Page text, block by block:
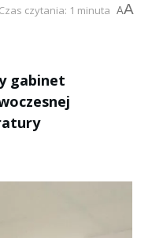
Czas czytania: 1 minuta AA
gabinet